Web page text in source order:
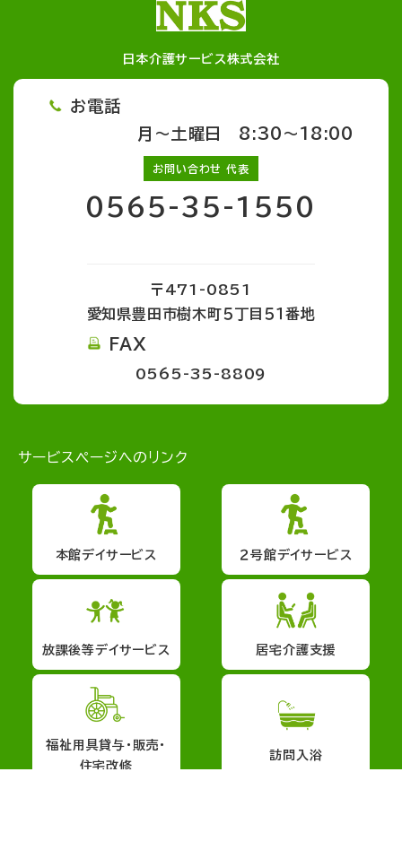
日本介護サービス株式会社
お電話
月～土曜日 8:30～18:00
お問い合わせ 代表
0565-35-1550
〒471-0851
愛知県豊田市樹木町５丁目５１番地
FAX
0565-35-8809
サービスページへのリンク
本館デイサービス ２号館デイサービス
放課後等デイサービス 居宅介護支援
福祉用具貸与・販売・
住宅改修
訪問入浴